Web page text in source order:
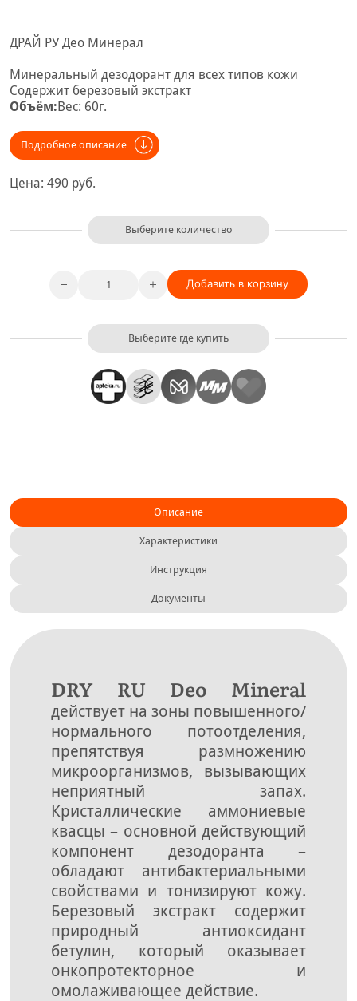
ДРАЙ РУ Део Минерал
Минеральный дезодорант для всех типов кожи
Содержит березовый экстракт
Объём:Вес: 60г.
Подробное описание
Цена: 490 руб.
Выберите количество
Добавить в корзину
Выберите где купить
Описание
Характеристики
Инструкция
Документы
DRY RU Deo Mineral
действует на зоны повышенного/
нормального потоотделения,
препятствуя размножению
микроорганизмов, вызывающих
неприятный запах.
Кристаллические аммониевые
квасцы – основной действующий
компонент дезодоранта –
обладают антибактериальными
свойствами и тонизируют кожу.
Березовый экстракт содержит
природный антиоксидант
бетулин, который оказывает
онкопротекторное и
омолаживающее действие.